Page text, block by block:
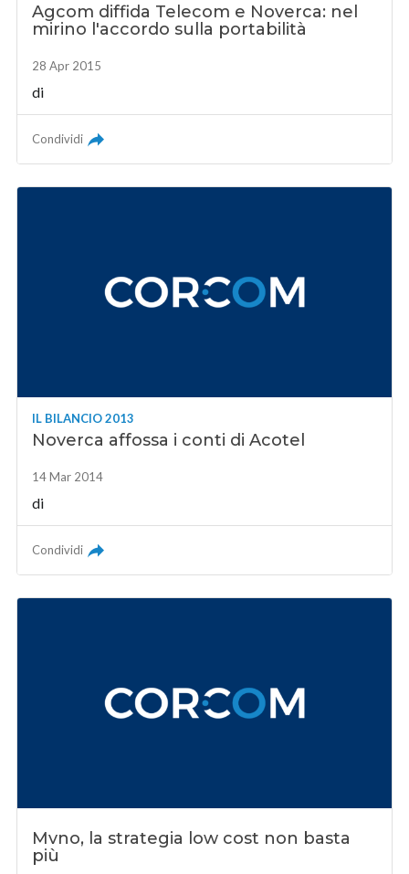
Agcom diffida Telecom e Noverca: nel
mirino l'accordo sulla portabilità
28 Apr 2015
di
Condividi
IL BILANCIO 2013
Noverca affossa i conti di Acotel
14 Mar 2014
di
Condividi
Mvno, la strategia low cost non basta
più